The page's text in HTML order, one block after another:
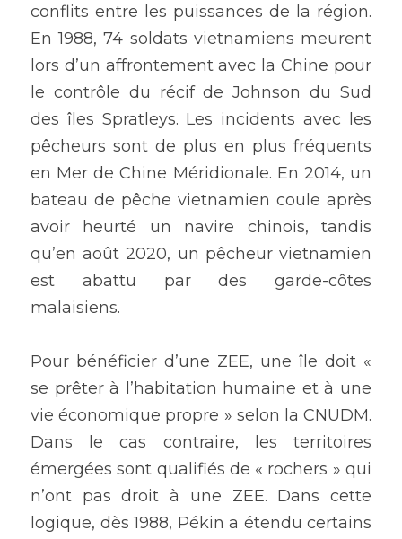
conflits entre les puissances de la région.
En 1988, 74 soldats vietnamiens meurent
lors d’un affrontement avec la Chine pour
le contrôle du récif de Johnson du Sud
des îles Spratleys. Les incidents avec les
pêcheurs sont de plus en plus fréquents
en Mer de Chine Méridionale. En 2014, un
bateau de pêche vietnamien coule après
avoir heurté un navire chinois, tandis
qu’en août 2020, un pêcheur vietnamien
est abattu par des garde-côtes
malaisiens.
Pour bénéficier d’une ZEE, une île doit «
se prêter à l’habitation humaine et à une
vie économique propre » selon la CNUDM.
Dans le cas contraire, les territoires
émergées sont qualifiés de « rochers » qui
n’ont pas droit à une ZEE. Dans cette
logique, dès 1988, Pékin a étendu certains